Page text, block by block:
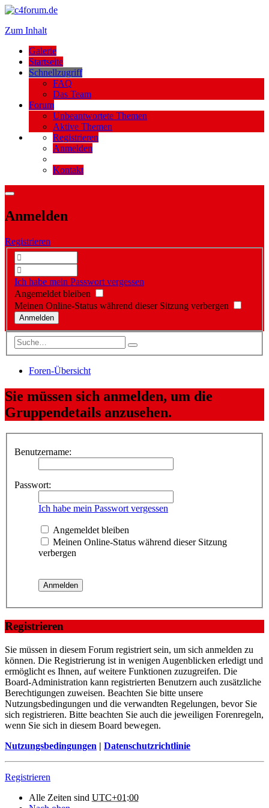
Zum Inhalt
Galerie
Startseite
Schnellzugriff
FAQ
Das Team
Forum
Unbeantwortete Themen
Aktive Themen
Registrieren
Anmelden
Kontakt
Anmelden
Registrieren
Ich habe mein Passwort vergessen
Angemeldet bleiben
Meinen Online-Status während dieser Sitzung verbergen
Foren-Übersicht
Sie müssen sich anmelden, um die
Gruppendetails anzusehen.
Benutzername:
Passwort:
Ich habe mein Passwort vergessen
Angemeldet bleiben
Meinen Online-Status während dieser Sitzung
verbergen
Registrieren
Sie müssen in diesem Forum registriert sein, um sich anmelden zu
können. Die Registrierung ist in wenigen Augenblicken erledigt und
ermöglicht es Ihnen, auf weitere Funktionen zuzugreifen. Die
Board-Administration kann registrierten Benutzern auch zusätzliche
Berechtigungen zuweisen. Beachten Sie bitte unsere
Nutzungsbedingungen und die verwandten Regelungen, bevor Sie
sich registrieren. Bitte beachten Sie auch die jeweiligen Forenregeln,
wenn Sie sich in diesem Board bewegen.
Nutzungsbedingungen | Datenschutzrichtlinie
Registrieren
Alle Zeiten sind UTC+01:00